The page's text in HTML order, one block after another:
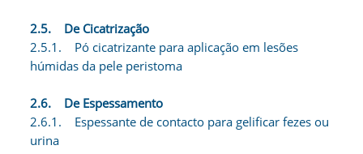
2.5. De Cicatrização
2.5.1. Pó cicatrizante para aplicação em lesões
húmidas da pele peristoma
2.6. De Espessamento
2.6.1. Espessante de contacto para gelificar fezes ou
urina